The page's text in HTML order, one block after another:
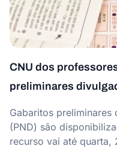
CNU dos
preliminares
Gabaritos preliminares
(PND) são
recurso vai até quarta,